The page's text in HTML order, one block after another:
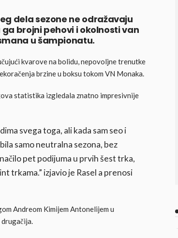
dela sezone ne odražavaju
brojni pehovi i okolnosti van
u šampionatu.
kvarove na bolidu, nepovoljne trenutke
brzine u boksu tokom VN Monaka.
statistika izgledala znatno impresivnije
svega toga, ali kada sam seo i
samo neutralna sezona, bez
pet podijuma u prvih šest trka,
trkama.” izjavio je Rasel a prenosi
Andreom Kimijem Antonelijem u
drugačija.